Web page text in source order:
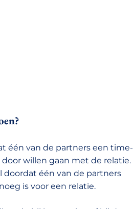
één van de partners een time-
willen gaan met de relatie.
één van de partners
is voor een relatie.